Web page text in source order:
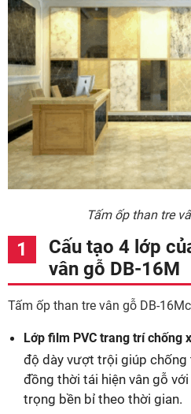
Tấm ốp than tre
Cấu tạo 4 lớp
vân gỗ DB-16M
Tấm ốp than tre vân gỗ DB-
Lớp film PVC trang trí chống
độ dày vượt trội giúp chống
đồng thời tái hiện vân gỗ
trọng bền bỉ theo thời gian.